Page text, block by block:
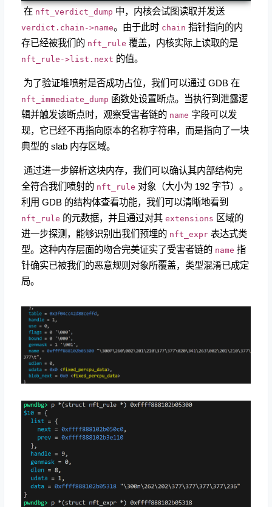
​ 在 nft_verdict_dump 中，内核会试图读取并发送
verdict.chain->name。由于此时 chain 指针指向的内
存已经被我们的 nft_rule 覆盖，内核实际上读取的是
nft_rule->list.next 的值。
​ 为了验证堆喷射是否成功占位，我们可以通过 GDB 在
nft_immediate_dump 函数处设置断点。当执行到泄露逻
辑并触发该断点时，观察受害者链的 name 字段可以发
现，它已经不再指向原本的名称字符串，而是指向了一块
典型的 slab 内存区域。
​ 通过进一步解析这块内存，我们可以确认其内部结构完
全符合我们喷射的 nft_rule 对象（大小为 192 字节）。
利用 GDB 的结构体查看功能，我们可以清晰地看到
nft_rule 的元数据，并且通过对其 extensions 区域的
进一步探测，能够识别出我们预埋的 nft_expr 表达式类
型。这种内存层面的吻合完美证实了受害者链的 name 指
针确实已被我们的恶意规则对象所覆盖，类型混淆已成定
局。